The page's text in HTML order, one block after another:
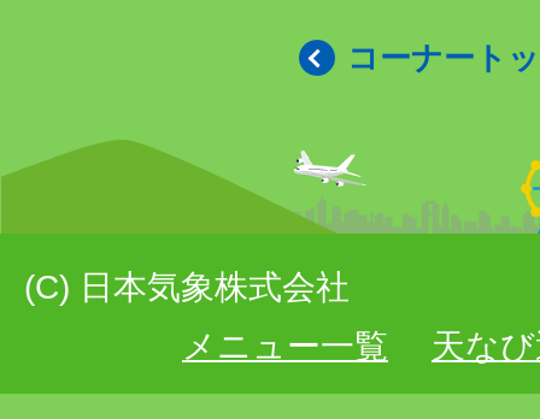
コーナート
(C) 日本気象株式会社
メニュー一覧
天な